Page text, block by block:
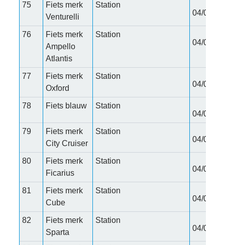
75
Fiets merk
Venturelli
Station
04/02/
76
Fiets merk
Ampello
Atlantis
Station
04/02/
77
Fiets merk
Oxford
Station
04/02/
78 Fiets blauw
Station
04/02/
79
Fiets merk
City Cruiser
Station
04/02/
80
Fiets merk
Ficarius
Station
04/02/
81
Fiets merk
Cube
Station
04/02/
82
Fiets merk
Sparta
Station
04/02/